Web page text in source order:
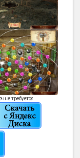
не требуется